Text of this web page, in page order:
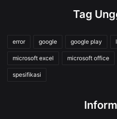
Tag
error google google play
microsoft excel microsoft office
spesifikasi